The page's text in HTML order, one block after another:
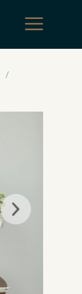
/